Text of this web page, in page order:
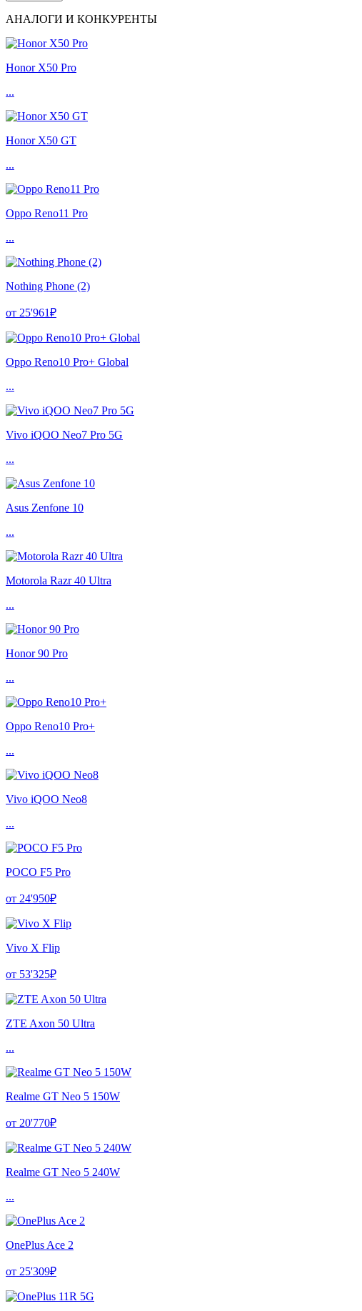
АНАЛОГИ И КОНКУРЕНТЫ
Honor X50 Pro
...
Honor X50 GT
...
Oppo Reno11 Pro
...
Nothing Phone (2)
от 25'961₽
Oppo Reno10 Pro+ Global
...
Vivo iQOO Neo7 Pro 5G
...
Asus Zenfone 10
...
Motorola Razr 40 Ultra
...
Honor 90 Pro
...
Oppo Reno10 Pro+
...
Vivo iQOO Neo8
...
POCO F5 Pro
от 24'950₽
Vivo X Flip
от 53'325₽
ZTE Axon 50 Ultra
...
Realme GT Neo 5 150W
от 20'770₽
Realme GT Neo 5 240W
...
OnePlus Ace 2
от 25'309₽